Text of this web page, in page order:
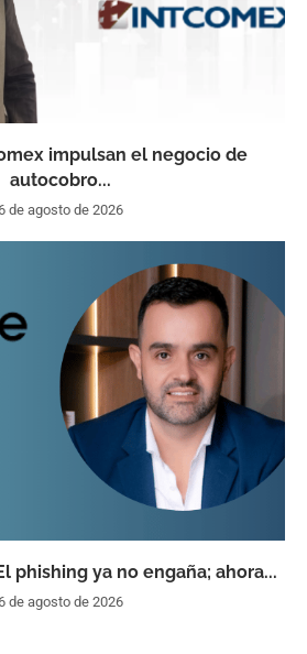
impulsan el negocio de
autocobro...
de agosto de 2026
phishing ya no engaña; ahora...
de agosto de 2026